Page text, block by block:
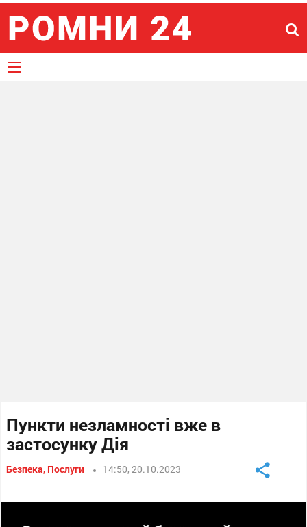
Пункти незламності вже в
застосунку Дія
Безпека, Послуги 14:50, 20.10.2023